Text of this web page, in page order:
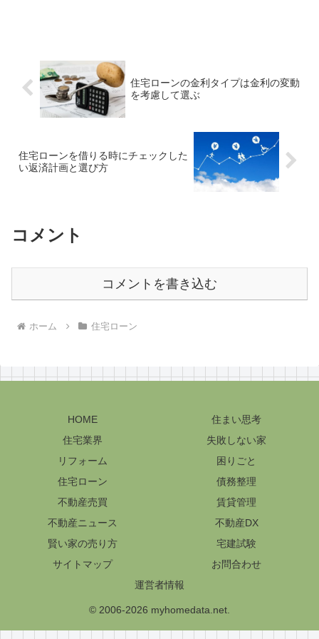
住宅ローンの金利タイプは金利の変動
を考慮して選ぶ
住宅ローンを借りる時にチェックした
い返済計画と選び方
コメント
コメントを書き込む
ホーム 住宅ローン
HOME
住まい思考
住宅業界
失敗しない家
リフォーム
困りごと
住宅ローン
債務整理
不動産売買
賃貸管理
不動産ニュース
不動産DX
賢い家の売り方
宅建試験
サイトマップ
お問合わせ
運営者情報
© 2006-2026 myhomedata.net.